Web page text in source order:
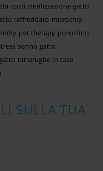
costi sterilizzazione gatto
raffreddato microchip
pet therapy porcellino
sonno gatto
tartarughe in casa
SULLA TUA